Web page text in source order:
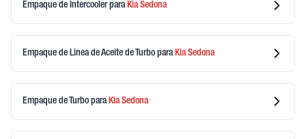
Empaque de Intercoolerpara KiaSedona
Empaque de Linea de Aceite de Turbo para KiaSedona
Empaque de Turbo para KiaSedona